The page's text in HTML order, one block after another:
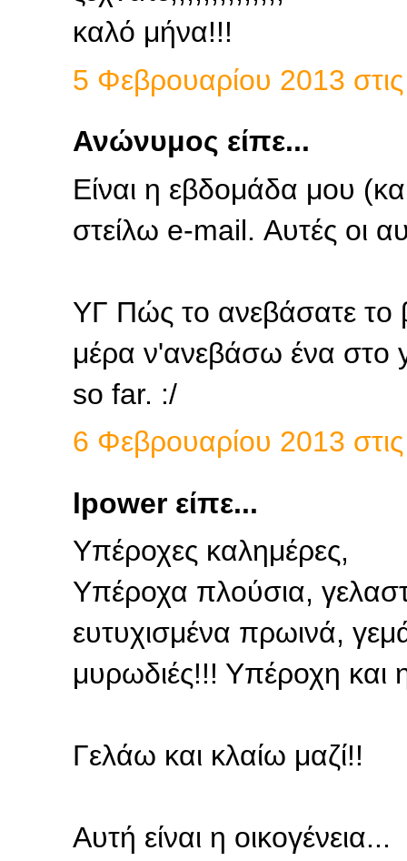
καλό μήνα!!!
5 Φεβρουαρίου 2013
Ανώνυμος είπε...
Είναι η εβδομάδα μου
στείλω e-mail. Αυτές οι
ΥΓ Πώς το ανεβάσατε το
μέρα ν'ανεβάσω ένα στο
so far. :/
6 Φεβρουαρίου 2013
lpower είπε...
Υπέροχες καλημέρες,
Υπέροχα πλούσια,
ευτυχισμένα πρωινά,
μυρωδιές!!! Υπέροχη και
Γελάω και κλαίω μαζί!!
Αυτή είναι η οικογένεια...